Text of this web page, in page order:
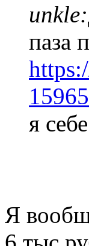
unkle:
паза
я
Я